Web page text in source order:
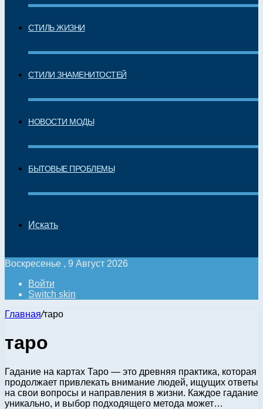
СТИЛЬ ЖИЗНИ
СТИЛИ ЗНАМЕНИТОСТЕЙ
НОВОСТИ МОДЫ
БЫТОВЫЕ ПРОБЛЕМЫ
Искать
Воскресенье , 9 Август 2026
Войти
Switch skin
Главная/таро
таро
Гадание на картах Таро — это древняя практика, которая
продолжает привлекать внимание людей, ищущих ответы
на свои вопросы и направления в жизни. Каждое гадание
уникально, и выбор подходящего метода может…